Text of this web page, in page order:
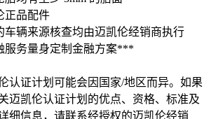
正品配件
车辆来源核查均由迈凯伦经销商执行
服务量身定制金融方案***
认证计划可能会因国家/地区而异。如果
迈凯伦认证计划的优点、资格、标准及
细信息，请联系经授权的迈凯伦经销